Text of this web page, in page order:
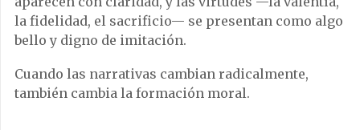
la fidelidad, el sacrificio— se presentan como algo
bello y digno de imitación.
Cuando las narrativas cambian radicalmente,
también cambia la formación moral.